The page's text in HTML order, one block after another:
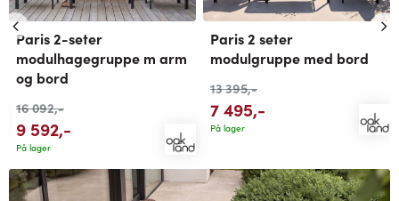
Paris 2-seter
modulhagegruppe m arm
og bord
16 092,-
9 592,-
På lager
Paris 2 seter
modulgruppe med bord
13 395,-
7 495,-
På lager